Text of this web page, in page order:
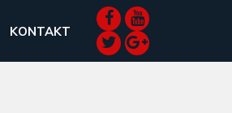
KONTAKT